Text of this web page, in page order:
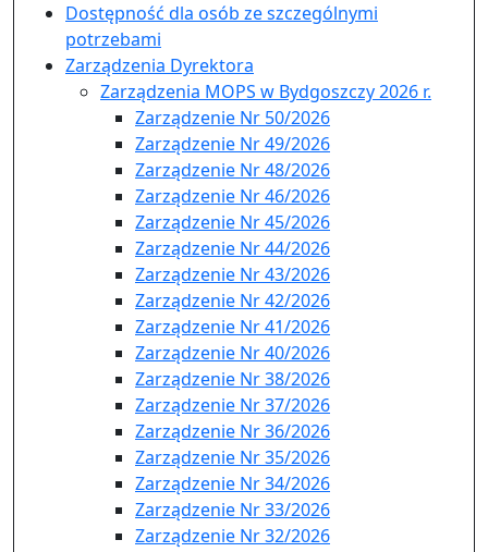
Dostępność dla osób ze szczególnymi
potrzebami
Zarządzenia Dyrektora
Zarządzenia MOPS w Bydgoszczy 2026 r.
Zarządzenie Nr 50/2026
Zarządzenie Nr 49/2026
Zarządzenie Nr 48/2026
Zarządzenie Nr 46/2026
Zarządzenie Nr 45/2026
Zarządzenie Nr 44/2026
Zarządzenie Nr 43/2026
Zarządzenie Nr 42/2026
Zarządzenie Nr 41/2026
Zarządzenie Nr 40/2026
Zarządzenie Nr 38/2026
Zarządzenie Nr 37/2026
Zarządzenie Nr 36/2026
Zarządzenie Nr 35/2026
Zarządzenie Nr 34/2026
Zarządzenie Nr 33/2026
Zarządzenie Nr 32/2026